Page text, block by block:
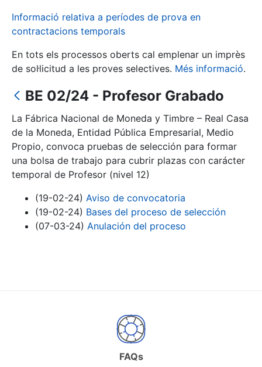
Mostra/Amaga
Mostra/Amaga
Mostra/Amaga
Informació relativa a períodes de prova en
contractacions temporals
En tots els processos oberts cal emplenar un imprès
de sol·licitud a les proves selectives. Més informació.
BE 02/24 - Profesor Grabado
La Fábrica Nacional de Moneda y Timbre – Real Casa
de la Moneda, Entidad Pública Empresarial, Medio
Propio, convoca pruebas de selección para formar
una bolsa de trabajo para cubrir plazas con carácter
temporal de Profesor (nivel 12)
(19-02-24) Aviso de convocatoria
(19-02-24) Bases del proceso de selección
(07-03-24) Anulación del proceso
FAQs